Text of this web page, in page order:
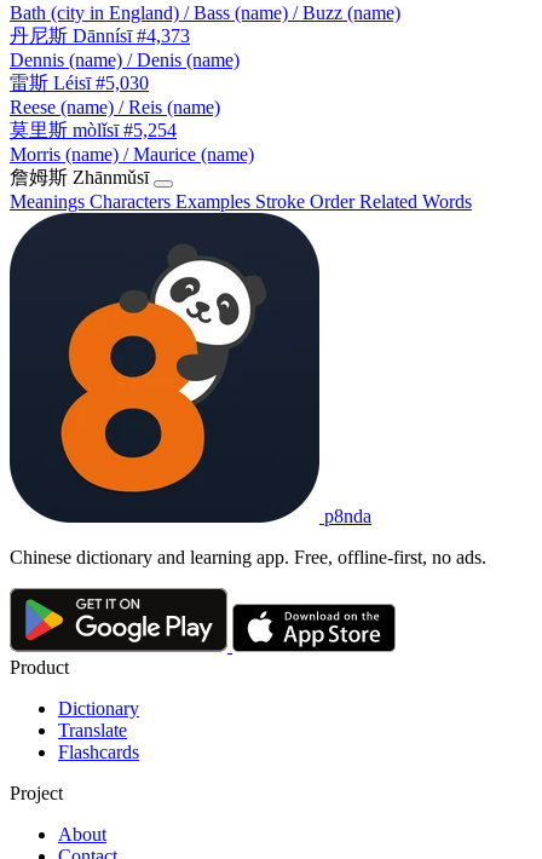
Bath (city in England) / Bass (name) / Buzz (name)
丹尼斯 Dānnísī #4,373
Dennis (name) / Denis (name)
雷斯 Léisī #5,030
Reese (name) / Reis (name)
莫里斯 mòlǐsī #5,254
Morris (name) / Maurice (name)
詹姆斯 Zhānmǔsī
Meanings Characters Examples Stroke OrderRelated Words
p8nda
Chinese dictionary and learning app. Free, offline-first, no ads.
Product
Dictionary
Translate
Flashcards
Project
About